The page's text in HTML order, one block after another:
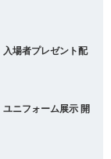
場者プレゼント配
ニフォーム展示 開